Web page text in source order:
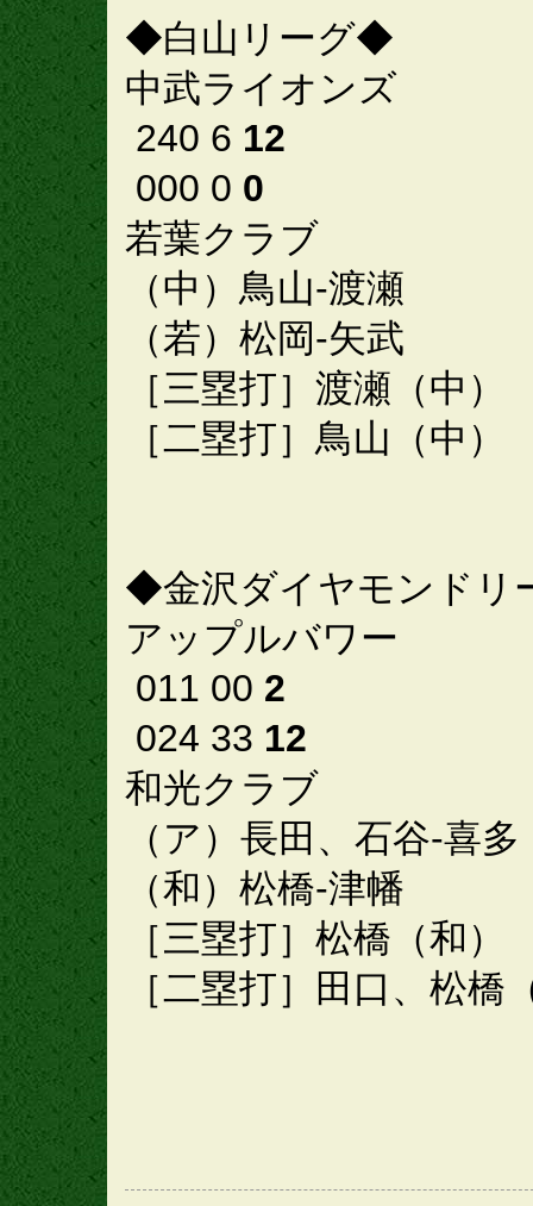
◆白山リーグ◆
中武ライオンズ
240 6 12
000 0 0
若葉クラブ
（中）鳥山-渡瀬
（若）松岡-矢武
［三塁打］渡瀬（中）
［二塁打］鳥山（中）
◆金沢ダイヤモンド
アップルバワー
011 00 2
024 33 12
和光クラブ
（ア）長田、石谷-喜多
（和）松橋-津幡
［三塁打］松橋（和）
［二塁打］田口、松橋